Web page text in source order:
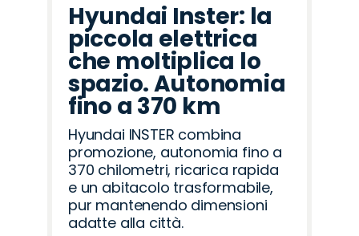
Hyundai Inster: la
piccola elettrica
che moltiplica lo
spazio. Autonomia
fino a 370 km
Hyundai INSTER combina
promozione, autonomia fino a
370 chilometri, ricarica rapida
e un abitacolo trasformabile,
pur mantenendo dimensioni
adatte alla città.